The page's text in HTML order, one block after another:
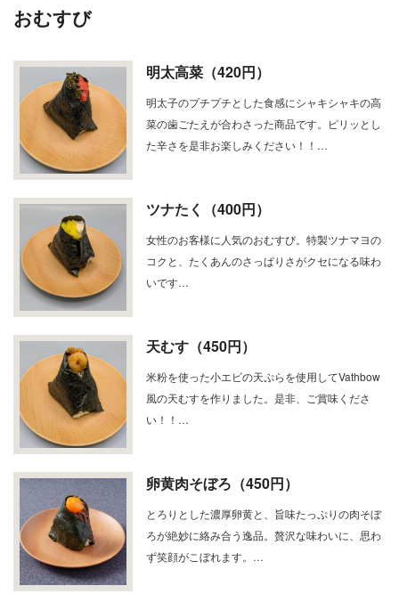
おむすび
明太高菜（420円）
明太子のプチプチとした食感にシャキシャキの高
菜の歯ごたえが合わさった商品です。ピリッとし
た辛さを是非お楽しみください！！…
ツナたく（400円）
女性のお客様に人気のおむすび。特製ツナマヨの
コクと、たくあんのさっぱりさがクセになる味わ
いです…
天むす（450円）
米粉を使った小エビの天ぷらを使用してVathbow
風の天むすを作りました。是非、ご賞味くださ
い！！…
卵黄肉そぼろ（450円）
とろりとした濃厚卵黄と、旨味たっぷりの肉そぼ
ろが絶妙に絡み合う逸品。贅沢な味わいに、思わ
ず笑顔がこぼれます。…